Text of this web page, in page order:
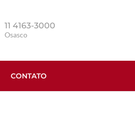
11 4163-3000
Osasco
CONTATO